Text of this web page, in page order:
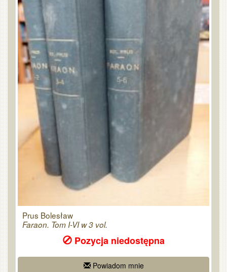
Prus Bolesław
Faraon. Tom I-VI w 3 vol.
Pozycja niedostępna
Powiadom mnie